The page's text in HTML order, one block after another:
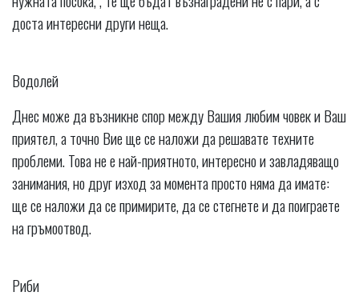
доста интересни други неща.
Водолей
Днес може да възникне спор между Вашия любим човек и Ваш
приятел, а точно Вие ще се наложи да решавате техните
проблеми. Това не е най-приятното, интересно и завладяващо
занимания, но друг изход за момента просто няма да имате:
ще се наложи да се примирите, да се стегнете и да поиграете
на гръмоотвод.
Риби